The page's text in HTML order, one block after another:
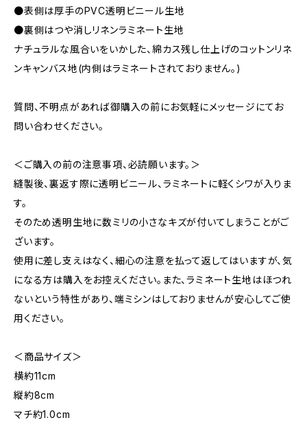
●表側は厚手のPVC透明ビニール生地
●裏側はつや消しリネンラミネート生地
ナチュラルな風合いをいかした、綿カス残し仕上げのコットンリネ
ンキャンバス地(内側はラミネートされておりません。)
質問、不明点があれば御購入の前にお気軽にメッセージにてお
問い合わせください。
＜ご購入の前の注意事項、必読願います。＞
縫製後、裏返す際に透明ビニール、ラミネートに軽くシワが入りま
す。
そのため透明生地に数ミリの小さなキズが付いてしまうことがご
ざいます。
使用に差し支えはなく、細心の注意を払って返してはいますが、気
になる方は購入をお控えください。また、ラミネート生地はほつれ
ないという特性があり、端ミシンはしておりませんが安心してご使
用ください。
＜商品サイズ＞
横約11cm
縦約8cm
マチ約1.0cm